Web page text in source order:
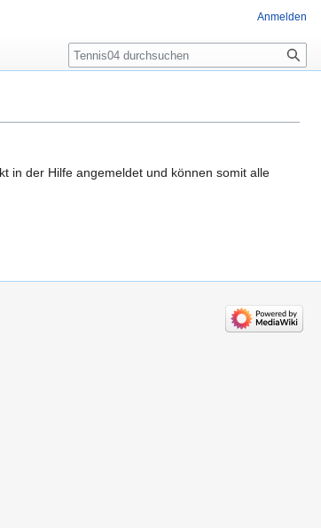
in der Hilfe angemeldet und können somit alle
Anmelden
Suche